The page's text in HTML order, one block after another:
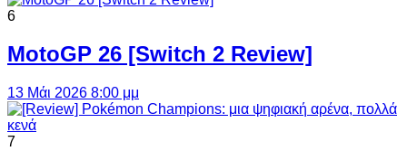
6
MotoGP 26 [Switch 2 Review]
13 Μάι 2026 8:00 μμ
7